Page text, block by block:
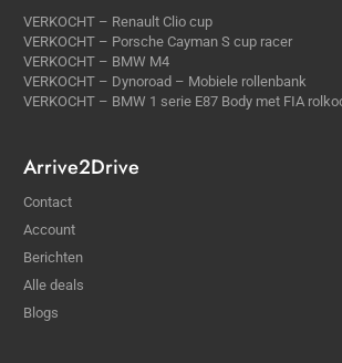
VERKOCHT – Renault Clio cup
VERKOCHT – Porsche Cayman S cup racer
VERKOCHT – BMW M4
VERKOCHT – Dynoroad – Mobiele rollenbank
VERKOCHT – BMW 1 serie E87 Body met FIA
Arrive2Drive
Contact
Account
Berichten
Alle deals
Blogs